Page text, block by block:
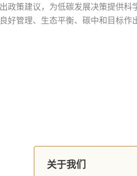
关于我们
出政策建议，为低碳发展决策提供科
良好管理、生态平衡、碳中和目标作